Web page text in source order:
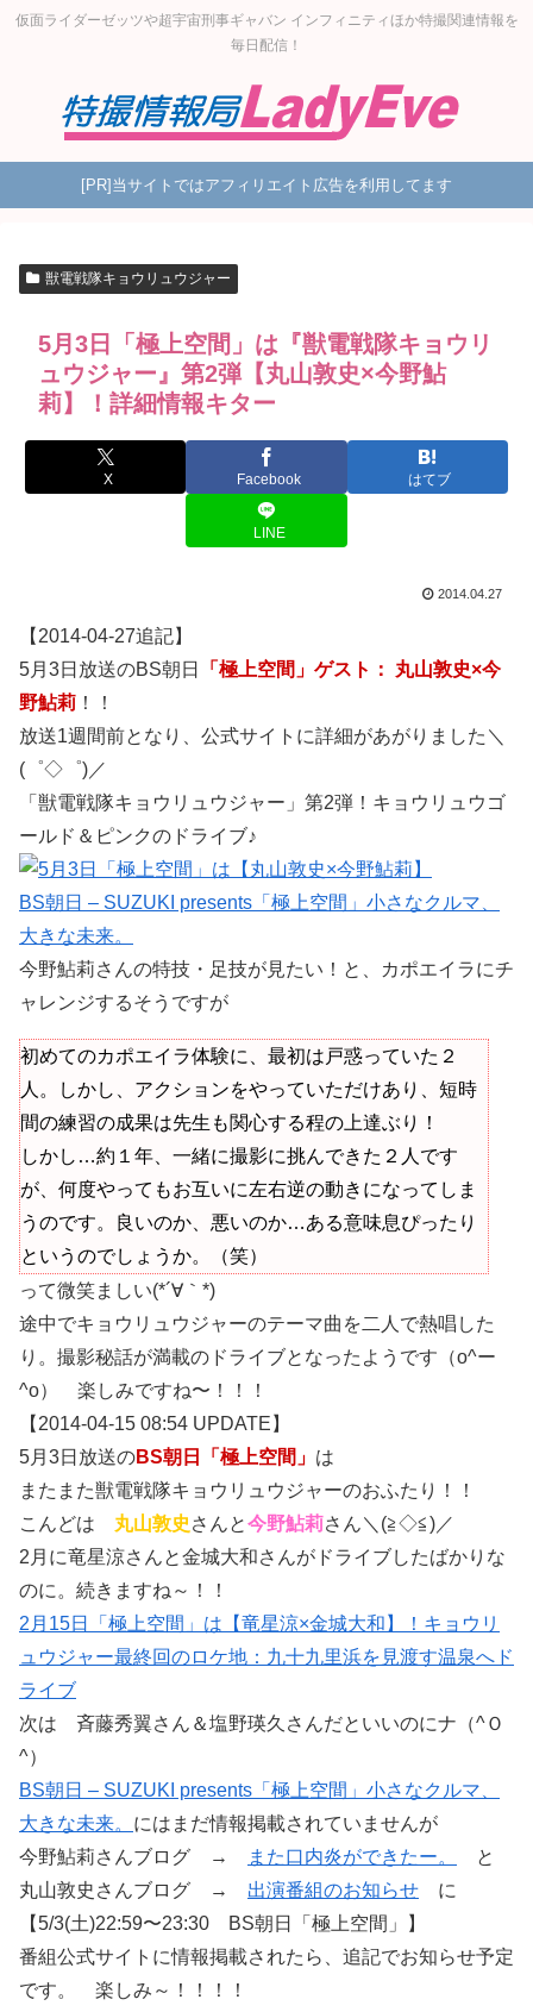
仮面ライダーゼッツや超宇宙刑事ギャバン インフィニティほか特撮関連情報を
毎日配信！
[PR]当サイトではアフィリエイト広告を利用してます
獣電戦隊キョウリュウジャー
5月3日「極上空間」は『獣電戦隊キョウリ
ュウジャー』第2弾【丸山敦史×今野鮎
莉】！詳細情報キター
X Facebook はてブ
LINE
2014.04.27
【2014-04-27追記】
5月3日放送のBS朝日
「極上空間」ゲスト： 丸山敦史×今
野鮎莉 ！！
放送1週間前となり、公式サイトに詳細があがりました＼
(゜◇゜)／
「獣電戦隊キョウリュウジャー」第2弾！キョウリュウゴ
ールド＆ピンクのドライブ♪
BS朝日 – SUZUKI presents「極上空間」小さなクルマ、
大きな未来。
今野鮎莉さんの特技・足技が見たい！と、カポエイラにチ
ャレンジするそうですが
初めてのカポエイラ体験に、最初は戸惑っていた２
人。しかし、アクションをやっていただけあり、短時
間の練習の成果は先生も関心する程の上達ぶり！
しかし…約１年、一緒に撮影に挑んできた２人です
が、何度やってもお互いに左右逆の動きになってしま
うのです。良いのか、悪いのか…ある意味息ぴったり
というのでしょうか。（笑）
って微笑ましい(*´∀｀*)
途中でキョウリュウジャーのテーマ曲を二人で熱唱した
り。撮影秘話が満載のドライブとなったようです（o^ー
^o） 楽しみですね〜！！！
【2014-04-15 08:54 UPDATE】
5月3日放送のBS朝日「極上空間」 は
またまた獣電戦隊キョウリュウジャーのおふたり！！
こんどは 丸山敦史 さんと今野鮎莉さん＼(≧◇≦)／
2月に竜星涼さんと金城大和さんがドライブしたばかりな
のに。続きますね～！！
2月15日「極上空間」は【竜星涼×金城大和】！キョウリ
ュウジャー最終回のロケ地：九十九里浜を見渡す温泉へド
ライブ
次は 斉藤秀翼さん＆塩野瑛久さんだといいのにナ（^Ｏ
^）
BS朝日 – SUZUKI presents「極上空間」小さなクルマ、
大きな未来。 にはまだ情報掲載されていませんが
今野鮎莉さんブログ →
また口内炎ができたー。
と
丸山敦史さんブログ → 出演番組のお知らせ に
【5/3(土)22:59〜23:30 BS朝日「極上空間」】
番組公式サイトに情報掲載されたら、追記でお知らせ予定
です。 楽しみ～！！！！